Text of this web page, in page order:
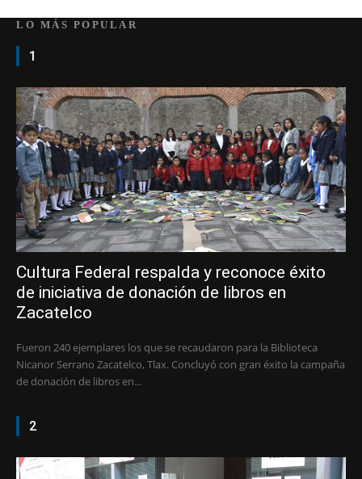
LO MÁS POPULAR
1
Cultura Federal respalda y reconoce éxito
de iniciativa de donación de libros en
Zacatelco
Fueron 240 ejemplares los que se recaudaron para la Biblioteca
Nicanor Serrano Zacatelco, Tlax. Concluyó con gran éxito la campaña
de donación de libros en...
2